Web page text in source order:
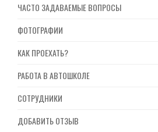
ЧАСТО ЗАДАВАЕМЫЕ ВОПРОСЫ
ФОТОГРАФИИ
КАК ПРОЕХАТЬ?
РАБОТА В АВТОШКОЛЕ
СОТРУДНИКИ
ДОБАВИТЬ ОТЗЫВ